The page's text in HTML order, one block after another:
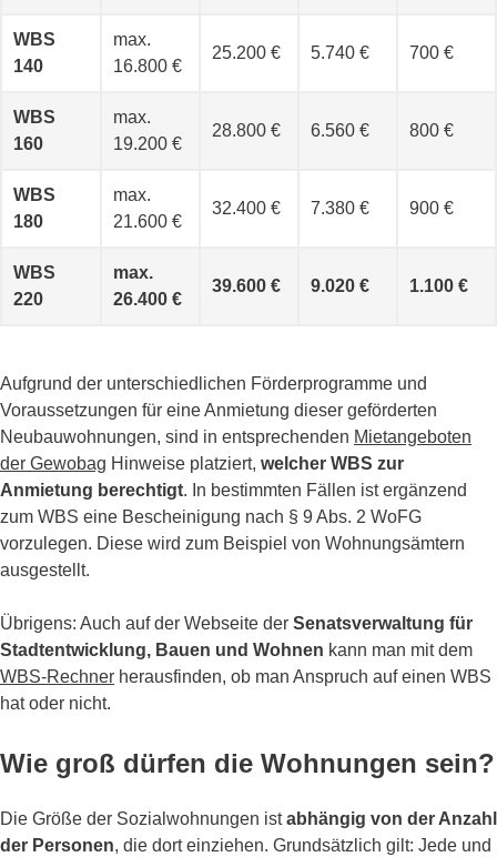
WBS
140
max.
16.800 €
25.200 € 5.740 € 700 €
WBS
160
max.
19.200 €
28.800 € 6.560 € 800 €
WBS
180
max.
21.600 €
32.400 € 7.380 € 900 €
WBS
220
max.
26.400 €
39.600 € 9.020 € 1.100 €
Aufgrund der unterschiedlichen Förderprogramme und
Voraussetzungen für eine Anmietung dieser geförderten
Neubauwohnungen, sind in entsprechenden Mietangeboten
der Gewobag Hinweise platziert, welcher WBS zur
Anmietung berechtigt. In bestimmten Fällen ist ergänzend
zum WBS eine Bescheinigung nach § 9 Abs. 2 WoFG
vorzulegen. Diese wird zum Beispiel von Wohnungsämtern
ausgestellt.
Übrigens: Auch auf der Webseite der Senatsverwaltung für
Stadtentwicklung, Bauen und Wohnen kann man mit dem
WBS-Rechner herausfinden, ob man Anspruch auf einen WBS
hat oder nicht.
Wie groß dürfen die Wohnungen sein?
Die Größe der Sozialwohnungen istabhängig von der Anzahl
der Personen, die dort einziehen. Grundsätzlich gilt: Jede und